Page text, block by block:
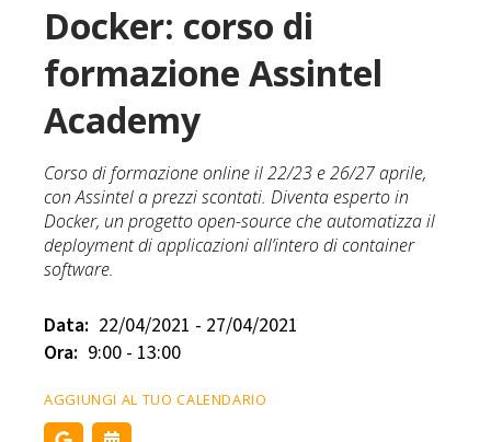
Docker: corso di
formazione Assintel
Academy
Corso di formazione online il 22/23 e 26/27 aprile,
con Assintel a prezzi scontati. Diventa esperto in
Docker, un progetto open-source che automatizza il
deployment di applicazioni all’intero di container
software.
Data: 22/04/2021 - 27/04/2021
Ora: 9:00 - 13:00
AGGIUNGI AL TUO CALENDARIO